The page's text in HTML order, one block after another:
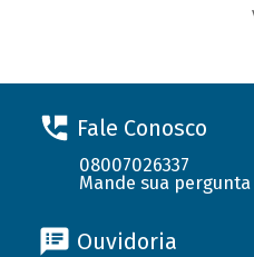
Fale Conosco
08007026337
Mande sua pergunta
Ouvidoria